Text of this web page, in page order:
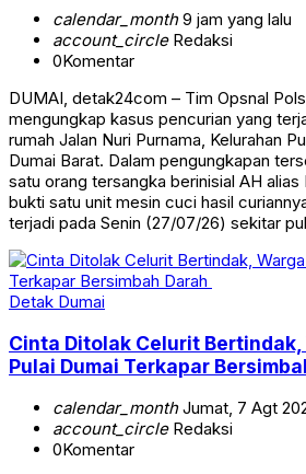
calendar_month9 jam yang lalu
account_circleRedaksi
0Komentar
DUMAI, detak24com – Tim Opsnal
mengungkap kasus pencurian yang
rumah Jalan Nuri Purnama, Kelurahan
Dumai Barat. Dalam pengungkapan
satu orang tersangka berinisial AH
bukti satu unit mesin cuci hasil
terjadi pada Senin (27/07/26) sekitar
Detak Dumai
Cinta Ditolak Celurit
Pulai Dumai Terkapar
calendar_monthJumat, 7 Agt
account_circleRedaksi
0Komentar